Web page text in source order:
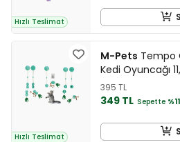
Hızlı Teslimat
Hızlı Teslimat
M-Pets Tempo
Kedi Oyuncağı
395 TL
349 TL Sepette %11